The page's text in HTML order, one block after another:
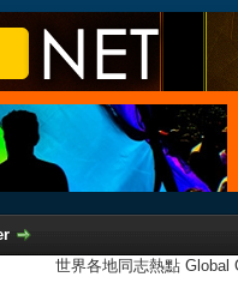
世界各地同志熱點